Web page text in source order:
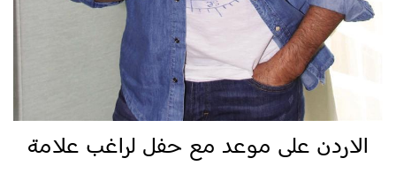
الاردن على موعد مع حفل لراغب علامة